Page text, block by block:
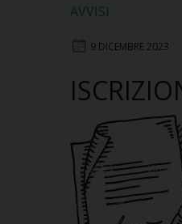
AVVISI
9 DICEMBRE 2023